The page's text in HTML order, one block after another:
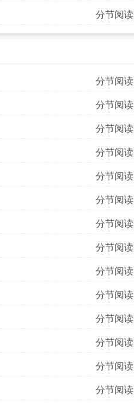
分节阅读
分节阅读
分节阅读
分节阅读
分节阅读
分节阅读
分节阅读
分节阅读
分节阅读
分节阅读
分节阅读
分节阅读
分节阅读
分节阅读
分节阅读